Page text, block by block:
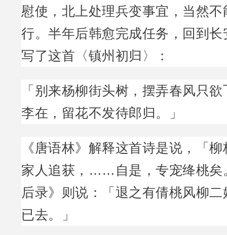
慰使，北上处理兵变事宜，当然
行。半年后韩愈完成任务，回到
写了这首〈镇州初归〉：
「别来杨柳街头树，摆弄春风只
李在，留花不发待郎归。」
《唐语林》解释这首诗是说，「
家人追获，……自是，专宠绛桃矣
后录》则说：「退之有倩桃风柳
已去。」